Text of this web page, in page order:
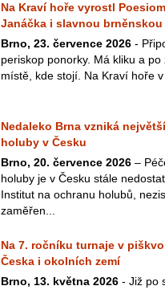
Na Kraví hoře vyrostl
Janáčka i slavnou
Brno, 23. července 2026 -
periskop ponorky. Má kliku a
místě, kde stojí. Na Kraví hoře
Nedaleko Brna vzniká
holuby v Česku
Brno, 20. července 2026 –
holuby je v Česku stále
Institut na ochranu holubů,
zaměřen...
Na 7. ročníku turnaje v
Česka i okolních zemí
Brno, 13. května 2026 - Již po